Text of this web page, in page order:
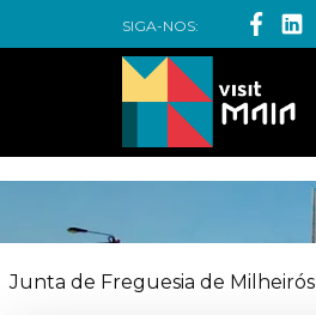
SIGA-NOS:
Junta de Freguesia de Milheirós